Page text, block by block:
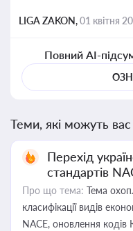
LIGA ZAKON,01 квітня
Повний AI-
Теми, які можуть вас
Перехід
стандартів
Про що тема: Тема
класифікації видів
NACE, оновлення кодів